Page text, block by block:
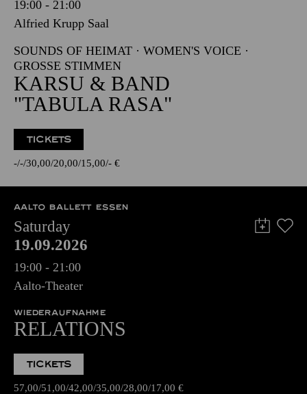
19:00 - 21:00
Alfried Krupp Saal
SOUNDS OF HEIMAT · WOMEN'S VOICE ·
GROSSE STIMMEN
KARSU & BAND
"TABULA RASA"
TICKETS
- - 30,00 20,00 15,00 - €
AALTO BALLETT ESSEN
Saturday
19.09.2026
19:00 - 21:00
Aalto-Theater
WIEDERAUFNAHME
RELATIONS
TICKETS
57,00 51,00 42,00 35,00 28,00 17,00 €